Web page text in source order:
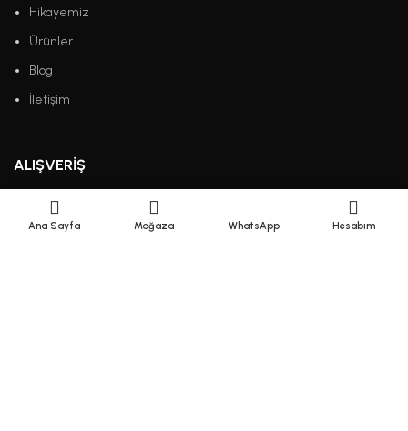
Hikayemiz
Ürünler
Blog
İletişim
ALIŞVERIŞ
Gizlilik Politikası
Çerez Politikası
Ana Sayfa Mağaza WhatsApp Hesabım